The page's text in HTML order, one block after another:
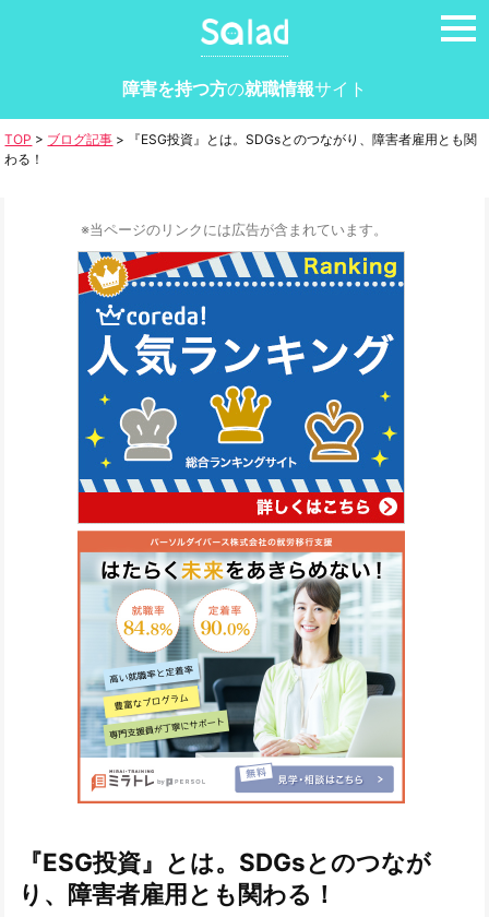
障害を持つ方の就職情報サイト
TOP > ブログ記事 >
『ESG投資』とは。SDGsとのつながり、障害者雇用とも関
わる！
※当ページのリンクには広告が含まれています。
『ESG投資』とは。SDGsとのつなが
り、障害者雇用とも関わる！